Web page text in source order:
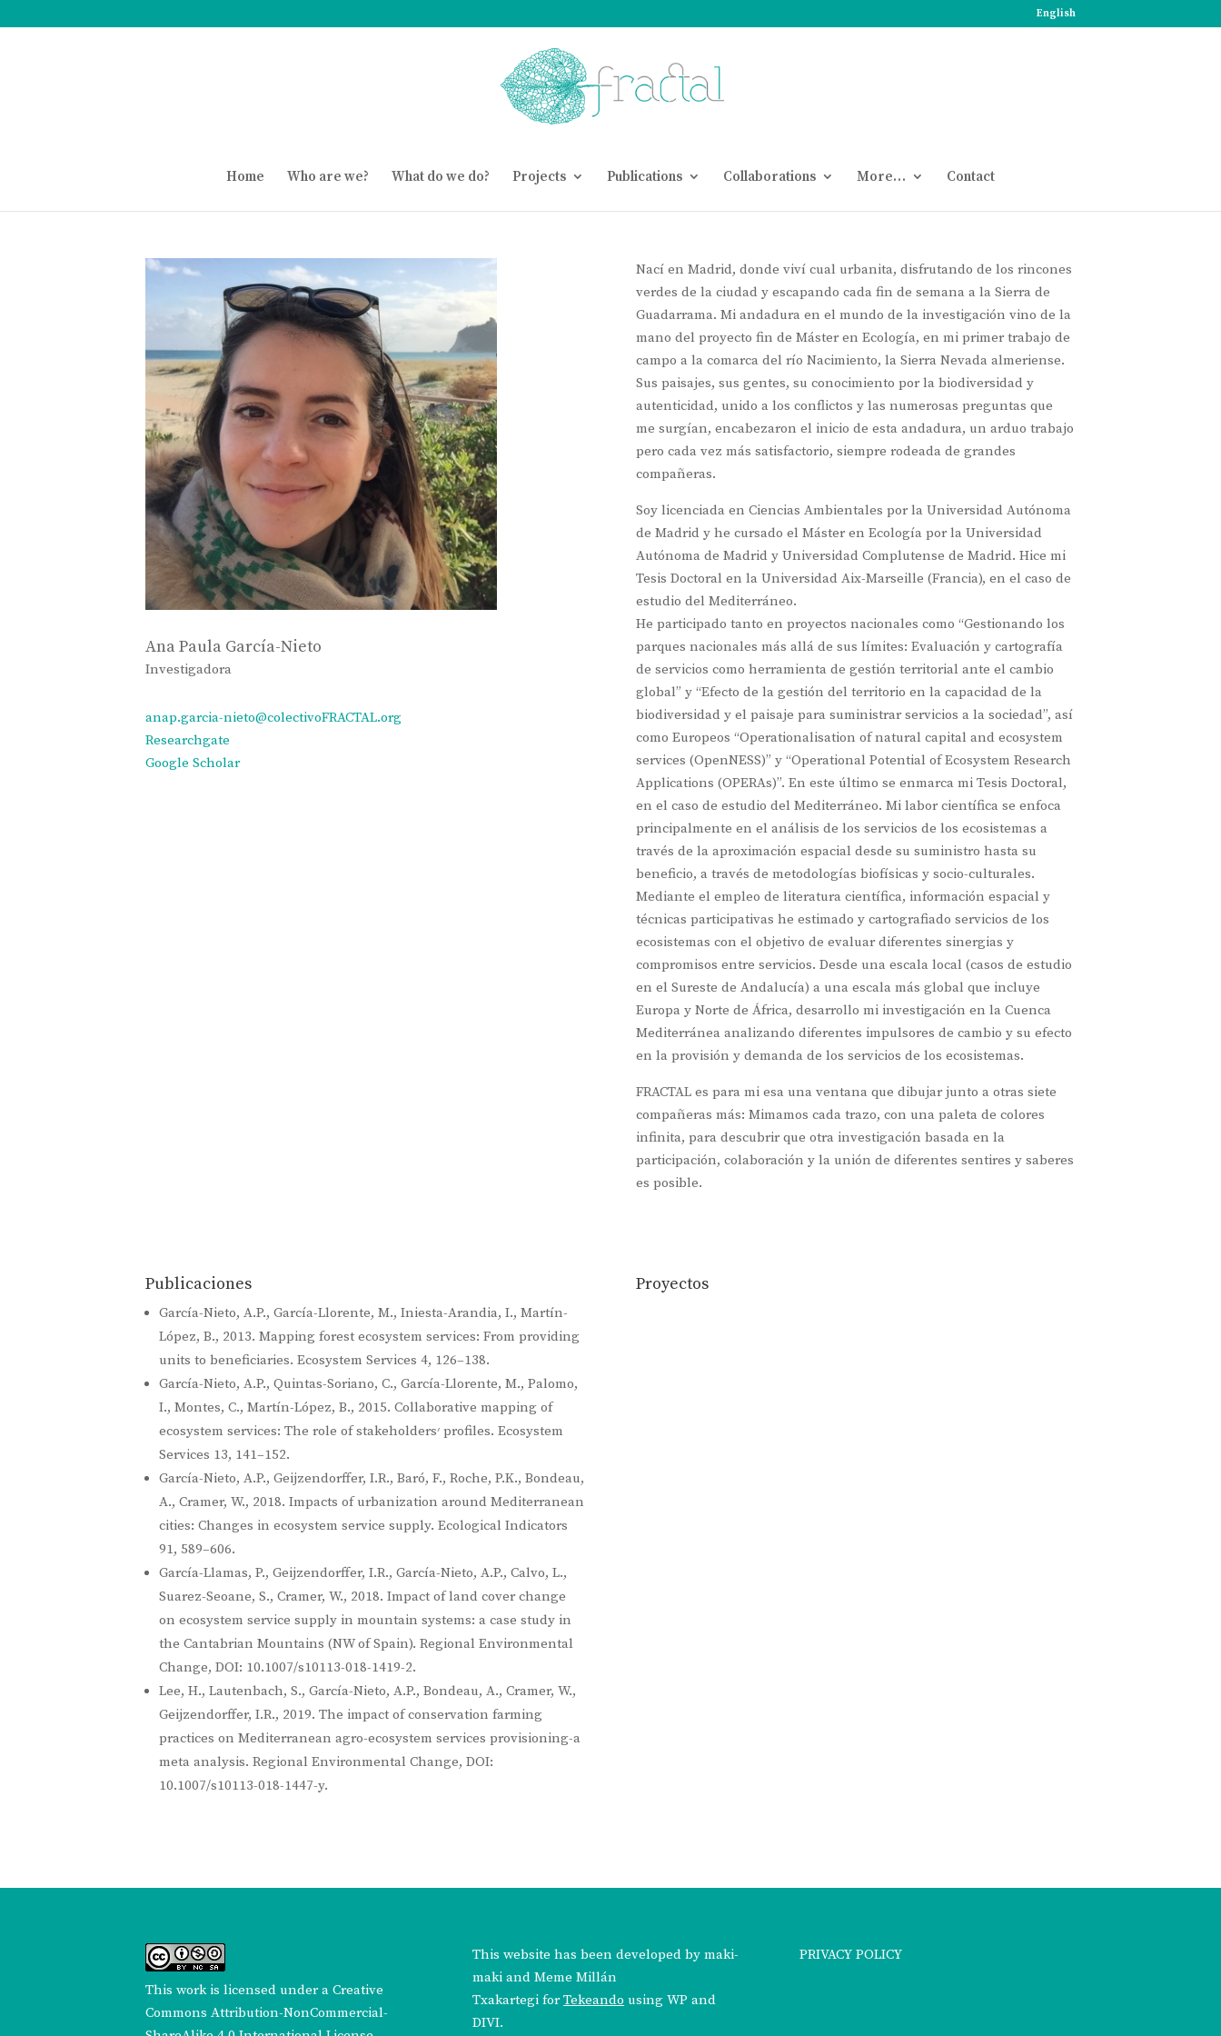
English
Home Who are we? What do we do? Projects Publications Collaborations More… Contact
Ana Paula García-Nieto
Investigadora
anap.garcia-nieto@colectivoFRACTAL.org
Researchgate
Google Scholar
Nací en Madrid, donde viví cual urbanita, disfrutando de los rincones
verdes de la ciudad y escapando cada fin de semana a la Sierra de
Guadarrama. Mi andadura en el mundo de la investigación vino de la
mano del proyecto fin de Máster en Ecología, en mi primer trabajo de
campo a la comarca del río Nacimiento, la Sierra Nevada almeriense.
Sus paisajes, sus gentes, su conocimiento por la biodiversidad y
autenticidad, unido a los conflictos y las numerosas preguntas que
me surgían, encabezaron el inicio de esta andadura, un arduo trabajo
pero cada vez más satisfactorio, siempre rodeada de grandes
compañeras.
Soy licenciada en Ciencias Ambientales por la Universidad Autónoma
de Madrid y he cursado el Máster en Ecología por la Universidad
Autónoma de Madrid y Universidad Complutense de Madrid. Hice mi
Tesis Doctoral en la Universidad Aix-Marseille (Francia), en el caso de
estudio del Mediterráneo.
He participado tanto en proyectos nacionales como “Gestionando los
parques nacionales más allá de sus límites: Evaluación y cartografía
de servicios como herramienta de gestión territorial ante el cambio
global” y “Efecto de la gestión del territorio en la capacidad de la
biodiversidad y el paisaje para suministrar servicios a la sociedad”, así
como Europeos “Operationalisation of natural capital and ecosystem
services (OpenNESS)” y “Operational Potential of Ecosystem Research
Applications (OPERAs)”. En este último se enmarca mi Tesis Doctoral,
en el caso de estudio del Mediterráneo. Mi labor científica se enfoca
principalmente en el análisis de los servicios de los ecosistemas a
través de la aproximación espacial desde su suministro hasta su
beneficio, a través de metodologías biofísicas y socio-culturales.
Mediante el empleo de literatura científica, información espacial y
técnicas participativas he estimado y cartografiado servicios de los
ecosistemas con el objetivo de evaluar diferentes sinergias y
compromisos entre servicios. Desde una escala local (casos de estudio
en el Sureste de Andalucía) a una escala más global que incluye
Europa y Norte de África, desarrollo mi investigación en la Cuenca
Mediterránea analizando diferentes impulsores de cambio y su efecto
en la provisión y demanda de los servicios de los ecosistemas.
FRACTAL es para mi esa una ventana que dibujar junto a otras siete
compañeras más: Mimamos cada trazo, con una paleta de colores
infinita, para descubrir que otra investigación basada en la
participación, colaboración y la unión de diferentes sentires y saberes
es posible.
Publicaciones
García-Nieto, A.P., García-Llorente, M., Iniesta-Arandia, I., Martín-
López, B., 2013. Mapping forest ecosystem services: From providing
units to beneficiaries. Ecosystem Services 4, 126–138.
García-Nieto, A.P., Quintas-Soriano, C., García-Llorente, M., Palomo,
I., Montes, C., Martín-López, B., 2015. Collaborative mapping of
ecosystem services: The role of stakeholders׳ profiles. Ecosystem
Services 13, 141–152.
García-Nieto, A.P., Geijzendorffer, I.R., Baró, F., Roche, P.K., Bondeau,
A., Cramer, W., 2018. Impacts of urbanization around Mediterranean
cities: Changes in ecosystem service supply. Ecological Indicators
91, 589–606.
García-Llamas, P., Geijzendorffer, I.R., García-Nieto, A.P., Calvo, L.,
Suarez-Seoane, S., Cramer, W., 2018. Impact of land cover change
on ecosystem service supply in mountain systems: a case study in
the Cantabrian Mountains (NW of Spain). Regional Environmental
Change, DOI: 10.1007/s10113-018-1419-2.
Lee, H., Lautenbach, S., García-Nieto, A.P., Bondeau, A., Cramer, W.,
Geijzendorffer, I.R., 2019. The impact of conservation farming
practices on Mediterranean agro-ecosystem services provisioning-a
meta analysis. Regional Environmental Change, DOI:
10.1007/s10113-018-1447-y.
Proyectos
This work is licensed under a Creative
Commons Attribution-NonCommercial-
This website has been developed bymaki-
maki andMeme Millán
Txakartegi forTekeando using WP and
DIVI.
PRIVACY POLICY